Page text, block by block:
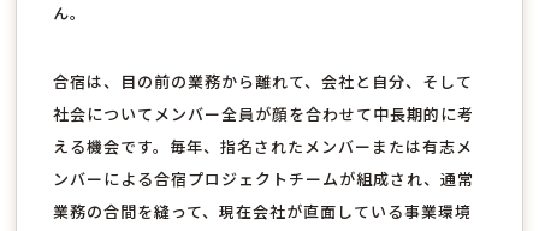
ん。
合宿は、目の前の業務から離れて、会社と自分、そして
社会についてメンバー全員が顔を合わせて中長期的に考
える機会です。毎年、指名されたメンバーまたは有志メ
ンバーによる合宿プロジェクトチームが組成され、通常
業務の合間を縫って、現在会社が直面している事業環境